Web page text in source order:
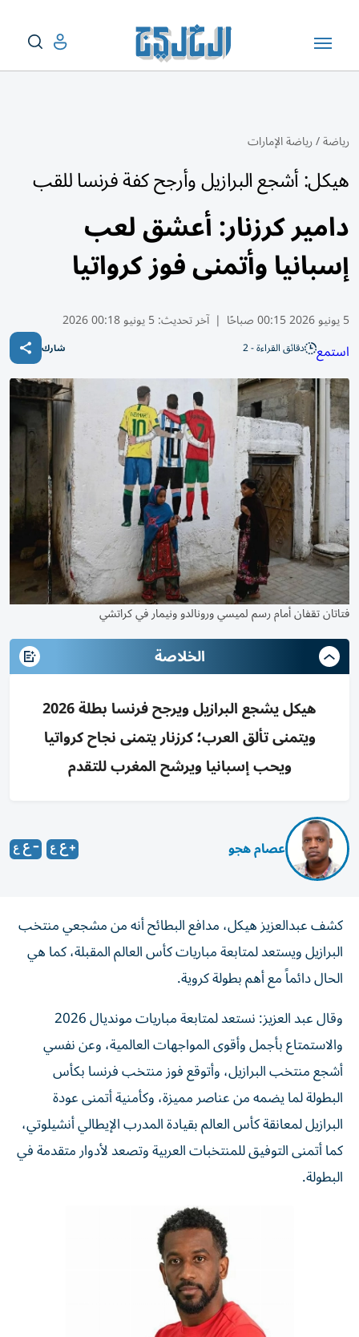
رياضة/رياضة الإمارات
هيكل: أشجع البرازيل وأرجح كفة فرنسا للقب
دامير كرزنار: أعشق لعب
إسبانيا وأتمنى فوز كرواتيا
5 يونيو 2026 00:15 صباحًا | آخر تحديث:5 يونيو 00:18 2026
استمع دقائق القراءة - 2 شارك
فتاتان تقفان أمام رسم لميسي ورونالدو ونيمار في كراتشي
الخلاصة
هيكل يشجع البرازيل ويرجح فرنسا بطلة 2026
ويتمنى تألق العرب؛ كرزنار يتمنى نجاح كرواتيا
ويحب إسبانيا ويرشح المغرب للتقدم
عصام هجو
كشف عبدالعزيز هيكل، مدافع البطائح أنه من مشجعي منتخب
البرازيل ويستعد لمتابعة مباريات كأس العالم المقبلة، كما هي
الحال دائماً مع أهم بطولة كروية.
وقال عبد العزيز: نستعد لمتابعة مباريات مونديال 2026
والاستمتاع بأجمل وأقوى المواجهات العالمية، وعن نفسي
أشجع منتخب البرازيل، وأتوقع فوز منتخب فرنسا بكأس
البطولة لما يضمه من عناصر مميزة، وكأمنية أتمنى عودة
البرازيل لمعانقة كأس العالم بقيادة المدرب الإيطالي أنشيلوتي،
كما أتمنى التوفيق للمنتخبات العربية وتصعد لأدوار متقدمة في
البطولة.